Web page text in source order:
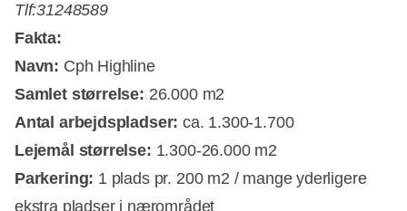
Tlf:31248589
Fakta:
Navn: Cph Highline
Samlet størrelse: 26.000 m2
Antal arbejdspladser:ca. 1.300-1.700
Lejemål størrelse: 1.300-26.000 m2
Parkering: 1 plads pr. 200 m2 / mange yderligere
ekstra pladser i nærområdet